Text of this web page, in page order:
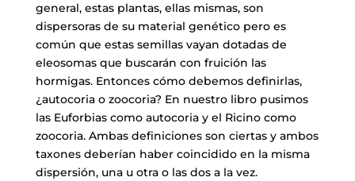
general, estas plantas, ellas mismas, son
dispersoras de su material genético pero es
común que estas semillas vayan dotadas de
eleosomas que buscarán con fruición las
hormigas. Entonces cómo debemos definirlas,
¿autocoria o zoocoria? En nuestro libro pusimos
las Euforbias como autocoria y el Ricino como
zoocoria. Ambas definiciones son ciertas y ambos
taxones deberían haber coincidido en la misma
dispersión, una u otra o las dos a la vez.